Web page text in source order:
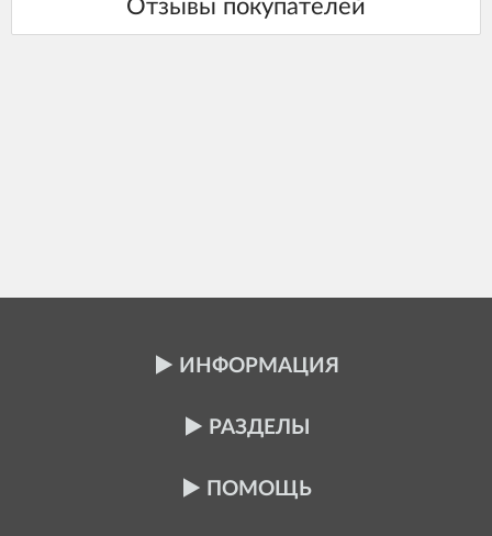
ИНФОРМАЦИЯ
РАЗДЕЛЫ
ПОМОЩЬ